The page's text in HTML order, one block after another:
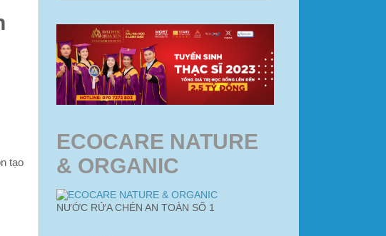
tạo
ECOCARE NATURE
& ORGANIC
NƯỚC RỬA CHÉN AN TOÀN SỐ 1